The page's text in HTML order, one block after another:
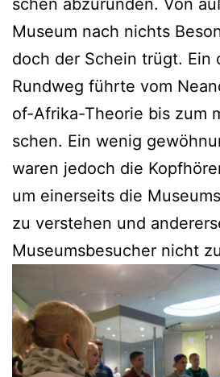
schen abzu­run­den. Von
Muse­um nach nichts
doch der Schein trügt. Ein
Rund­weg führ­te vom
of-Afri­ka-Theo­rie bis zum
schen. Ein wenig
waren jedoch die
um einer­seits die
zu ver­ste­hen und
Muse­ums­be­su­cher nicht